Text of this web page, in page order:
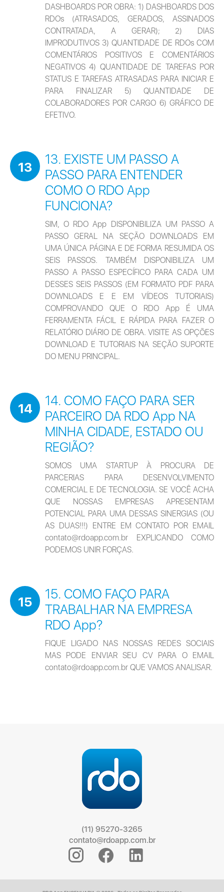
DASHBOARDS POR OBRA: 1) DASHBOARDS DOS
RDOs (ATRASADOS, GERADOS, ASSINADOS
CONTRATADA, A GERAR); 2) DIAS
IMPRODUTIVOS 3) QUANTIDADE DE RDOs COM
COMENTÁRIOS POSITIVOS E COMENTÁRIOS
NEGATIVOS 4) QUANTIDADE DE TAREFAS POR
STATUS E TAREFAS ATRASADAS PARA INICIAR E
PARA FINALIZAR 5) QUANTIDADE DE
COLABORADORES POR CARGO 6) GRÁFICO DE
EFETIVO.
13
13. EXISTE UM PASSO A
PASSO PARA ENTENDER
COMO O RDO App
FUNCIONA?
SIM, O RDO App DISPONIBILIZA UM PASSO A
PASSO GERAL NA SEÇÃO DOWNLOADS EM
UMA ÚNICA PÁGINA E DE FORMA RESUMIDA OS
SEIS PASSOS. TAMBÉM DISPONIBILIZA UM
PASSO A PASSO ESPECÍFICO PARA CADA UM
DESSES SEIS PASSOS (EM FORMATO PDF PARA
DOWNLOADS E E EM VÍDEOS TUTORIAIS)
COMPROVANDO QUE O RDO App É UMA
FERRAMENTA FÁCIL E RÁPIDA PARA FAZER O
RELATÓRIO DIÁRIO DE OBRA. VISITE AS OPÇÕES
DOWNLOAD E TUTORIAIS NA SEÇÃO SUPORTE
DO MENU PRINCIPAL.
14
14. COMO FAÇO PARA SER
PARCEIRO DA RDO App NA
MINHA CIDADE, ESTADO OU
REGIÃO?
SOMOS UMA STARTUP À PROCURA DE
PARCERIAS PARA DESENVOLVIMENTO
COMERCIAL E DE TECNOLOGIA. SE VOCÊ ACHA
QUE NOSSAS EMPRESAS APRESENTAM
POTENCIAL PARA UMA DESSAS SINERGIAS (OU
AS DUAS!!!) ENTRE EM CONTATO POR EMAIL
contato@rdoapp.com.br EXPLICANDO COMO
PODEMOS UNIR FORÇAS.
15
15. COMO FAÇO PARA
TRABALHAR NA EMPRESA
RDO App?
FIQUE LIGADO NAS NOSSAS REDES SOCIAIS
MAS PODE ENVIAR SEU CV PARA O EMAIL
contato@rdoapp.com.br QUE VAMOS ANALISAR.
(11) 95270-3265
contato@rdoapp.com.br